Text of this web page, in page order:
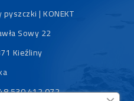
pyszczki | KONEKT
Sowy 22
Kieźliny
530 412 072